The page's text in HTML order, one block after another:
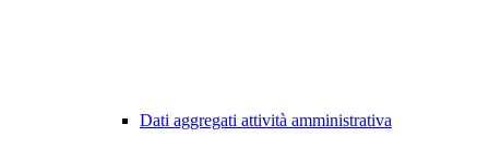
Dati aggregati attività amministrativa